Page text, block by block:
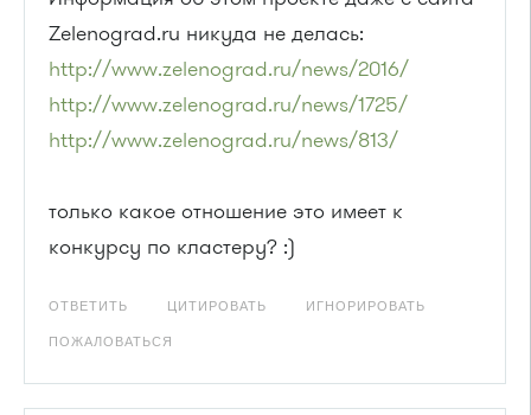
Zelenograd.ru никуда не делась:
http://www.zelenograd.ru/news/2016/
http://www.zelenograd.ru/news/1725/
http://www.zelenograd.ru/news/813/
только какое отношение это имеет к
конкурсу по кластеру? :)
ОТВЕТИТЬ ЦИТИРОВАТЬ ИГНОРИРОВАТЬ
ПОЖАЛОВАТЬСЯ